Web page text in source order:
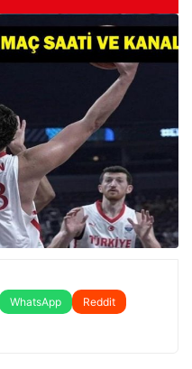
WhatsApp
Reddit